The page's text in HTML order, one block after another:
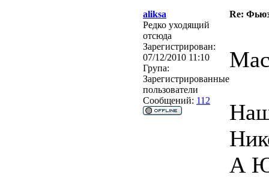
aliksa
Re:
Редко уходящий
отсюда
Зарегистрирован:
07/12/2010 11:10
Група:
Зарегистрированные
пользователи
Сообщений: 112
А